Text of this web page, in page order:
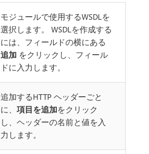
モジュールで使用するWSDLを
選択します。 WSDLを作成する
には、フィールドの横にある
追加 をクリックし、フィール
ドに入力します。
追加するHTTP ヘッダーごと
に、 項目を追加をクリック
し、ヘッダーの名前と値を入
力します。